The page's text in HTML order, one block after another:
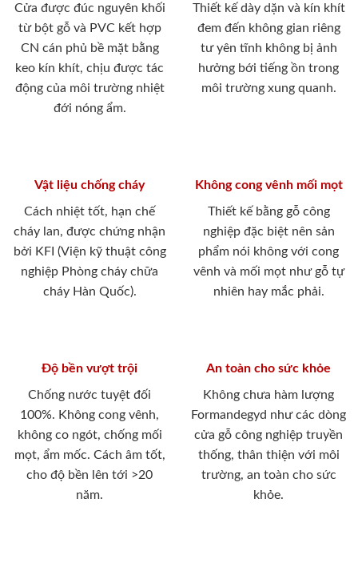
Cửa được đúc nguyên khối
từ bột gỗ và PVC kết hợp
CN cán phủ bề mặt bằng
keo kín khít, chịu được tác
động của môi trường nhiệt
đới nóng ẩm.
Thiết kế dày dặn và kín khít
đem đến không gian riêng
tư yên tĩnh không bị ảnh
hưởng bới tiếng ồn trong
môi trường xung quanh.
Vật liệu chống cháy
Cách nhiệt tốt, hạn chế
cháy lan, được chứng nhận
bởi KFI (Viện kỹ thuật công
nghiệp Phòng cháy chữa
cháy Hàn Quốc).
Không cong vênh mối mọt
Thiết kế bằng gỗ công
nghiệp đặc biệt nên sản
phẩm nói không với cong
vênh và mối mọt như gỗ tự
nhiên hay mắc phải.
Độ bền vượt trội
Chống nước tuyệt đối
100%. Không cong vênh,
không co ngót, chống mối
mọt, ẩm mốc. Cách âm tốt,
cho độ bền lên tới >20
năm.
An toàn cho sức khỏe
Không chưa hàm lượng
Formandegyd như các dòng
cửa gỗ công nghiệp truyền
thống, thân thiện với môi
trường, an toàn cho sức
khỏe.